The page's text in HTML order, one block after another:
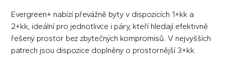
Evergreen+ nabízí převážně byty v dispozicích 1+kk a
2+kk, ideální pro jednotlivce i páry, kteří hledají efektivně
řešený prostor bez zbytečných kompromisů. V nejvyšších
patrech jsou dispozice doplněny o prostornější 3+kk.